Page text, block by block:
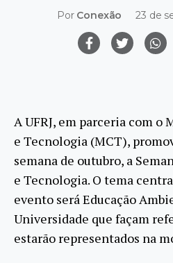
Por Conexão 23 de
A UFRJ, em parceria com
e Tecnologia (MCT),
semana de outubro, a
e Tecnologia. O tema
evento será Educação
Universidade que façam
estarão representados na